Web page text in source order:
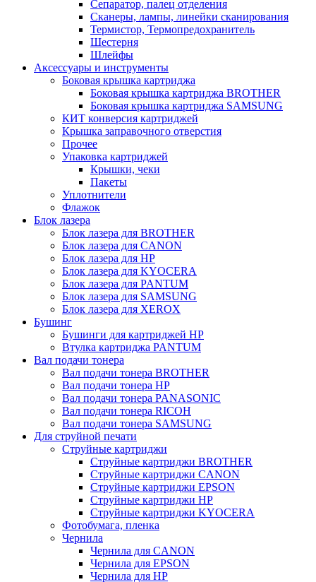
Сепаратор, палец отделения
Сканеры, лампы, линейки сканирования
Термистор, Термопредохранитель
Шестерня
Шлейфы
Аксессуары и инструменты
Боковая крышка картриджа
Боковая крышка картриджа BROTHER
Боковая крышка картриджа SAMSUNG
КИТ конверсия картриджей
Крышка заправочного отверстия
Прочее
Упаковка картриджей
Крышки, чеки
Пакеты
Уплотнители
Флажок
Блок лазера
Блок лазера для BROTHER
Блок лазера для CANON
Блок лазера для HP
Блок лазера для KYOCERA
Блок лазера для PANTUM
Блок лазера для SAMSUNG
Блок лазера для XEROX
Бушинг
Бушинги для картриджей HP
Втулка картриджа PANTUM
Вал подачи тонера
Вал подачи тонера BROTHER
Вал подачи тонера HP
Вал подачи тонера PANASONIC
Вал подачи тонера RICOH
Вал подачи тонера SAMSUNG
Для струйной печати
Струйные картриджи
Струйные картриджи BROTHER
Струйные картриджи CANON
Струйные картриджи EPSON
Струйные картриджи HP
Струйные картриджи KYOCERA
Фотобумага, пленка
Чернила
Чернила для CANON
Чернила для EPSON
Чернила для HP